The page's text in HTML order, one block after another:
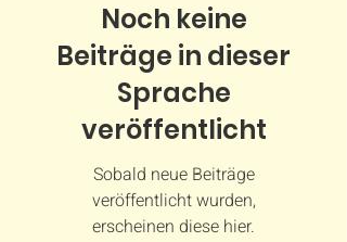
Noch keine
Beiträge in dieser
Sprache
veröffentlicht
Sobald neue Beiträge
veröffentlicht wurden,
erscheinen diese hier.